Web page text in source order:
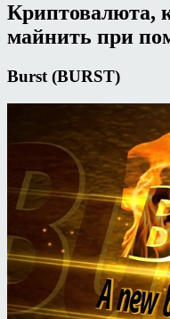
Криптовалюта,
майнить при
Burst (BURST)